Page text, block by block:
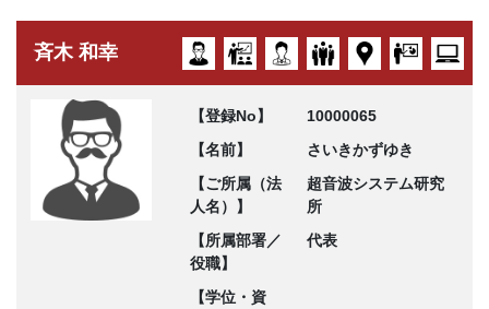
斉木 和幸
【登録No】
10000065
【名前】
さいきかずゆき
【ご所属（法
人名）】
超音波システム研究
所
【所属部署／
役職】
代表
【学位・資